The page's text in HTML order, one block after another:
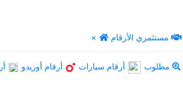
× مستثمري الأرقام
مطلوب أرقام سيارات أرقام أوريدو